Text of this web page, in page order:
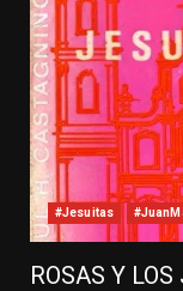
#Jesuitas
ROSAS Y